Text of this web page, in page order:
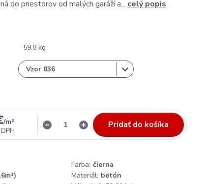
do priestorov od malých garáží a... celý popis
59.8 kg
/m²
Pridať do košíka
Farba: čierna
Materiál: betón